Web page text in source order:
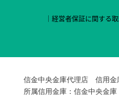
経営者保証に関する
信金中央金庫代理店 信用金
所属信用金庫：信金中央金庫